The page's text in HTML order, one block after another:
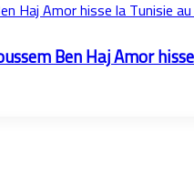
Ben Haj Amor